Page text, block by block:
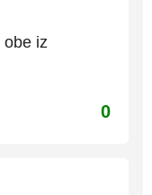
obe iz
0